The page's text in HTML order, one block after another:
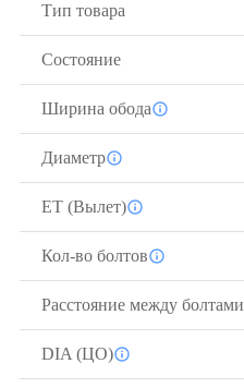
Тип товара
Состояние
Ширина обода
Диаметр
ЕТ (Вылет)
Кол-во болтов
Расстояние между болтами
DIA (ЦО)